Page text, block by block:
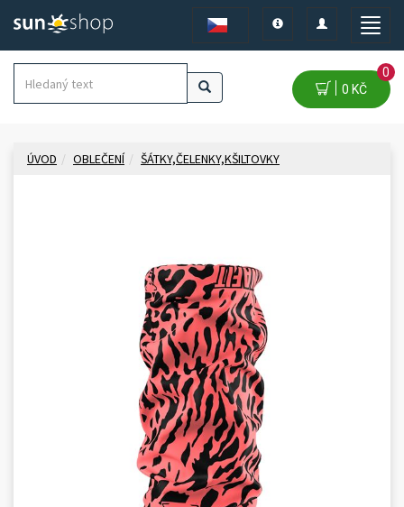
Toggle
Toggle
navigation
Toggle
0 KČ
0
ÚVOD OBLEČENÍ ŠÁTKY,ČELENKY,KŠILTOVKY